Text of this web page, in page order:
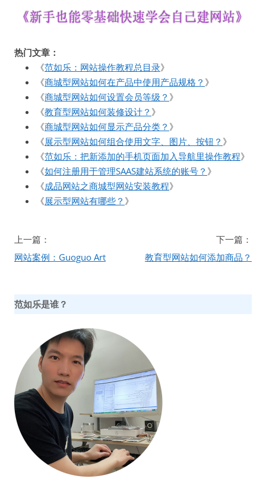
热门文章：
《范如乐：网站操作教程总目录》
《商城型网站如何在产品中使用产品规格？ 》
《商城型网站如何设置会员等级？ 》
《教育型网站如何装修设计？ 》
《商城型网站如何显示产品分类？ 》
《展示型网站如何组合使用文字、图片、按钮？ 》
《范如乐：把新添加的手机页面加入导航里操作教程》
《如何注册用于管理SAAS建站系统的账号？ 》
《成品网站之商城型网站安装教程》
《展示型网站有哪些？ 》
文
章
上一篇：
网站案例：Guoguo Art
下一篇：
教育型网站如何添加商品？
范如乐是谁？